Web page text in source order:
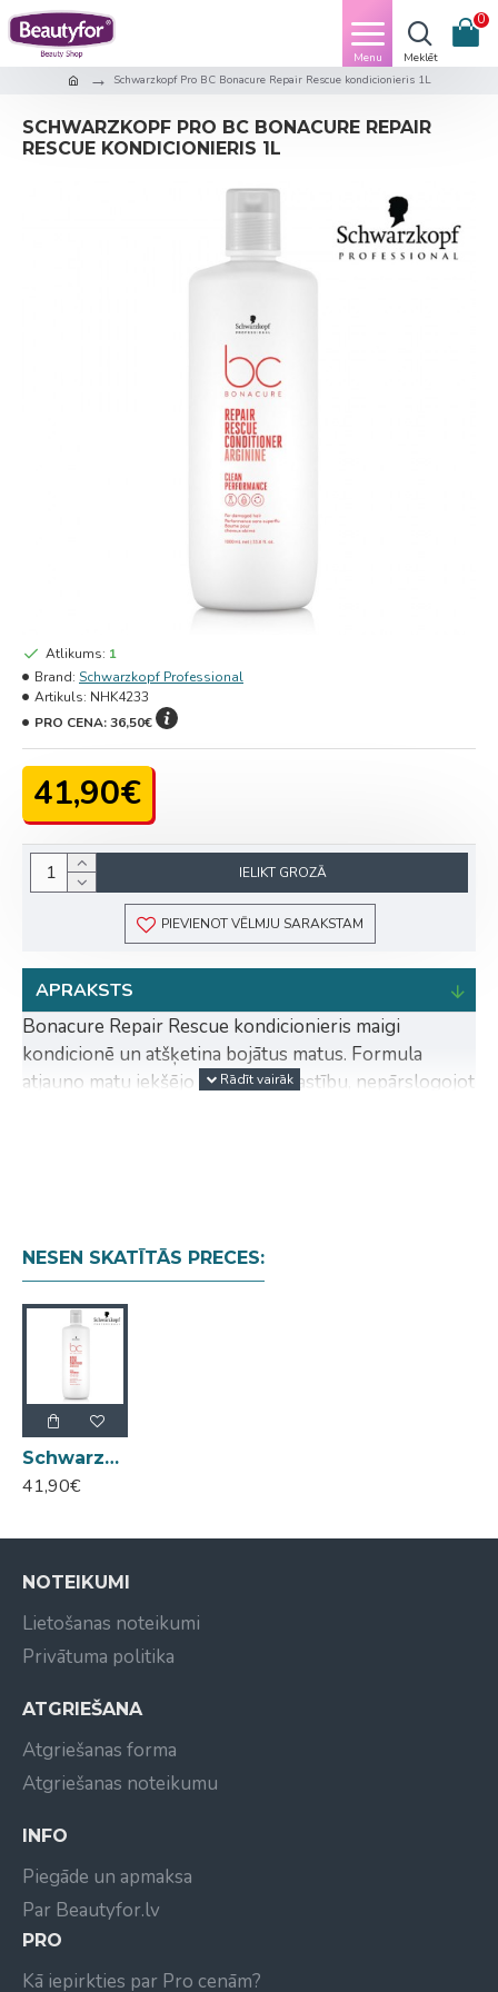
0
Schwarzkopf Pro BC Bonacure Repair Rescue kondicionieris 1L
SCHWARZKOPF PRO BC BONACURE REPAIR
RESCUE KONDICIONIERIS 1L
41,90€
Atlikums: 1
Brand: Schwarzkopf Professional
Artikuls: NHK4233
PRO CENA:36,50€
IELIKT GROZĀ
PIEVIENOT VĒLMJU SARAKSTAM
APRAKSTS
Bonacure Repair Rescue kondicionieris maigi
kondicionē un atšķetina bojātus matus. Formula
atjauno matu iekšējo spēku un elastību, nepārslogojot
NESEN SKATĪTĀS PRECES:
Schwarzkopf Pro BC Bonacure Repair Rescue kondicionieris 1L
41,90€
NOTEIKUMI
Lietošanas noteikumi
Privātuma politika
ATGRIEŠANA
Atgriešanas forma
Atgriešanas noteikumu
INFO
Piegāde un apmaksa
Par Beautyfor.lv
PRO
Kā iepirkties par Pro cenām?